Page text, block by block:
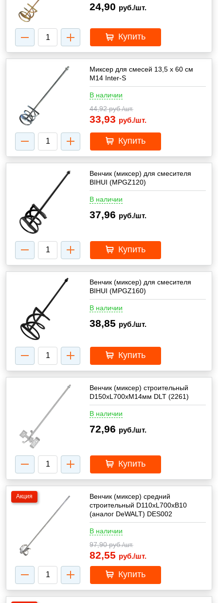
24,90 руб./шт.
Купить
Миксер для смесей 13,5 х 60 см
М14 Inter-S
В наличии
44,92руб./шт.
33,93 руб./шт.
Купить
Венчик (миксер) для смесителя
BIHUI (MPGZ120)
В наличии
37,96 руб./шт.
Купить
Венчик (миксер) для смесителя
BIHUI (MPGZ160)
В наличии
38,85 руб./шт.
Купить
Венчик (миксер) строительный
D150xL700xМ14мм DLT (2261)
В наличии
72,96 руб./шт.
Купить
Акция
Венчик (миксер) средний
строительный D110xL700xB10
(аналог DeWALT) DES002
В наличии
97,90руб./шт.
82,55 руб./шт.
Купить